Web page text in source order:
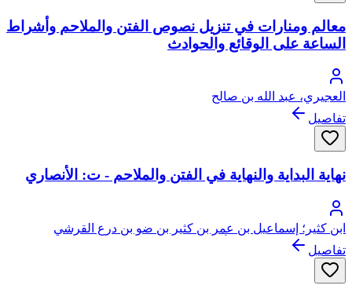
معالم ومنارات في تنزيل نصوص الفتن والملاحم وأشراط
الساعة على الوقائع والحوادث
العجيري، عبد الله بن صالح
تفاصيل
نهاية البداية والنهاية في الفتن والملاحم - ت: الأنصاري
ابن كثير؛ إسماعيل بن عمر بن كثير بن ضو بن درع القرشي
البصروي ثم الدمشقي، أبو الفداء، عماد الدين
تفاصيل